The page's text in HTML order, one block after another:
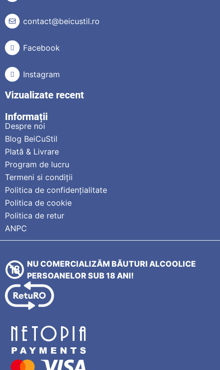
contact@beicustil.ro
Facebook
Instagram
Vizualizate recent
Informații
Despre noi
Blog BeiCuStil
Plată & Livrare
Program de lucru
Termeni si condiții
Politica de confidențialitate
Politica de cookie
Politica de retur
ANPC
NU COMERCIALIZĂM BĂUTURI ALCOOLICE
PERSOANELOR SUB 18 ANI!